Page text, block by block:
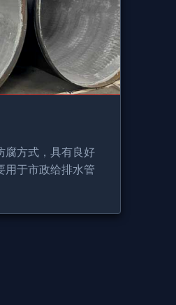
腐方式，具有良好
用于市政给排水管